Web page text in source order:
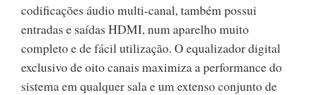
codificações áudio multi-canal, também possui
entradas e saídas HDMI, num aparelho muito
completo e de fácil utilização. O equalizador digital
exclusivo de oito canais maximiza a performance do
sistema em qualquer sala e um extenso conjunto de